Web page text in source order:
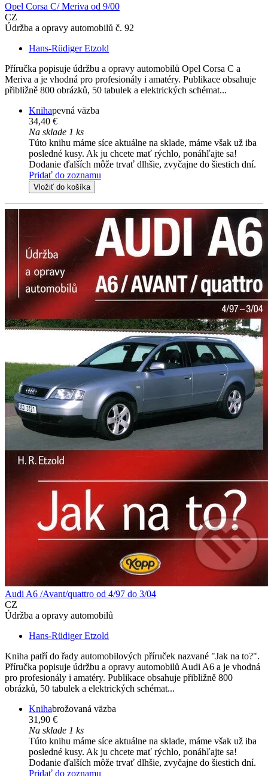
Opel Corsa C/ Meriva od 9/00
CZ
Údržba a opravy automobilů č. 92
Hans-Rüdiger Etzold
Příručka popisuje údržbu a opravy automobilů Opel Corsa C a
Meriva a je vhodná pro profesionály i amatéry. Publikace obsahuje
přibližně 800 obrázků, 50 tabulek a elektrických schémat...
Knihapevná väzba
34,40 €
Na sklade 1 ks
Túto knihu máme síce aktuálne na sklade, máme však už iba
posledné kusy. Ak ju chcete mať rýchlo, ponáhľajte sa!
Dodanie ďalších môže trvať dlhšie, zvyčajne do šiestich dní.
Pridať do zoznamu
Vložiť do košíka
Audi A6 /Avant/quattro od 4/97 do 3/04
CZ
Údržba a opravy automobilů
Hans-Rüdiger Etzold
Kniha patří do řady automobilových příruček nazvané "Jak na to?".
Příručka popisuje údržbu a opravy automobilů Audi A6 a je vhodná
pro profesionály i amatéry. Publikace obsahuje přibližně 800
obrázků, 50 tabulek a elektrických schémat...
Knihabrožovaná väzba
31,90 €
Na sklade 1 ks
Túto knihu máme síce aktuálne na sklade, máme však už iba
posledné kusy. Ak ju chcete mať rýchlo, ponáhľajte sa!
Dodanie ďalších môže trvať dlhšie, zvyčajne do šiestich dní.
Pridať do zoznamu